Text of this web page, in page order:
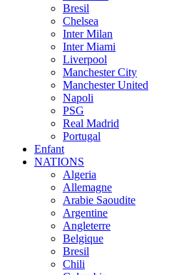
Bresil
Chelsea
Inter Milan
Inter Miami
Liverpool
Manchester City
Manchester United
Napoli
PSG
Real Madrid
Portugal
Enfant
NATIONS
Algeria
Allemagne
Arabie Saoudite
Argentine
Angleterre
Belgique
Bresil
Chili